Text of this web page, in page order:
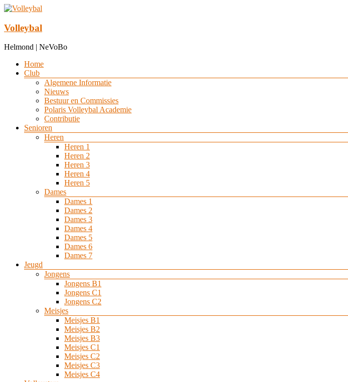
Ga
de
inhoud
Volleybal
Helmond | NeVoBo
Menu
Home
Club
Algemene Informatie
Nieuws
Bestuur en Commissies
Polaris Volleybal Academie
Contributie
Senioren
Heren
Heren 1
Heren 2
Heren 3
Heren 4
Heren 5
Dames
Dames 1
Dames 2
Dames 3
Dames 4
Dames 5
Dames 6
Dames 7
Jeugd
Jongens
Jongens B1
Jongens C1
Jongens C2
Meisjes
Meisjes B1
Meisjes B2
Meisjes B3
Meisjes C1
Meisjes C2
Meisjes C3
Meisjes C4